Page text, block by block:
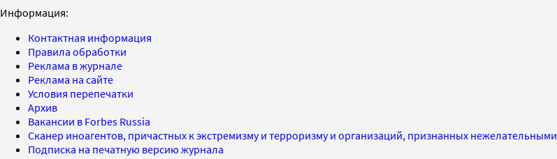
Информация:
Контактная информация
Правила обработки
Реклама в журнале
Реклама на сайте
Условия перепечатки
Архив
Вакансии в Forbes Russia
Сканер иноагентов, причастных к экстремизму и терроризму и организаций, признанных нежелательными
Подписка на печатную версию журнала